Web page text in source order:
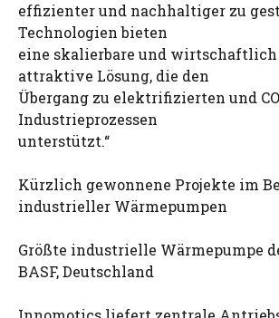
effizienter und nachhaltiger zu
Technologien bieten
eine skalierbare und wirtschaftlich
attraktive Lösung, die den
Übergang zu elektrifizierten und
Industrieprozessen
unterstützt.“
Kürzlich gewonnene Projekte im
industrieller Wärmepumpen
Größte industrielle Wärmepumpe
BASF, Deutschland